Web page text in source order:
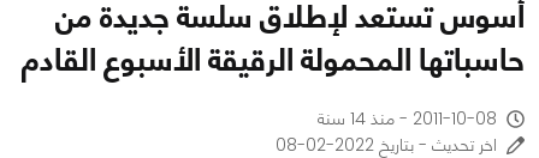
أسوس تستعد لإطلاق سلسة جديدة من
حاسباتها المحمولة الرقيقة الأسبوع القادم
2011-10-08 - منذ 14 سنة
اخر تحديث - بتاريخ 2022-02-08